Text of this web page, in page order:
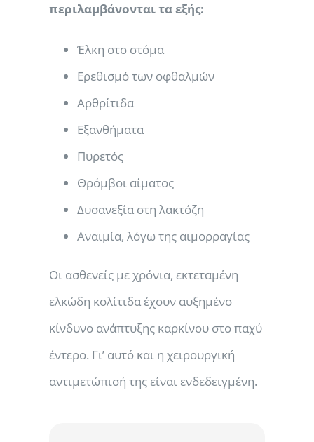
περιλαμβάνονται τα εξής:
Έλκη στο στόμα
Ερεθισμό των οφθαλμών
Αρθρίτιδα
Εξανθήματα
Πυρετός
Θρόμβοι αίματος
Δυσανεξία στη λακτόζη
Αναιμία, λόγω της αιμορραγίας
Οι ασθενείς με χρόνια, εκτεταμένη
ελκώδη κολίτιδα έχουν αυξημένο
κίνδυνο ανάπτυξης καρκίνου στο παχύ
έντερο. Γι’ αυτό και η χειρουργική
αντιμετώπισή της είναι ενδεδειγμένη.